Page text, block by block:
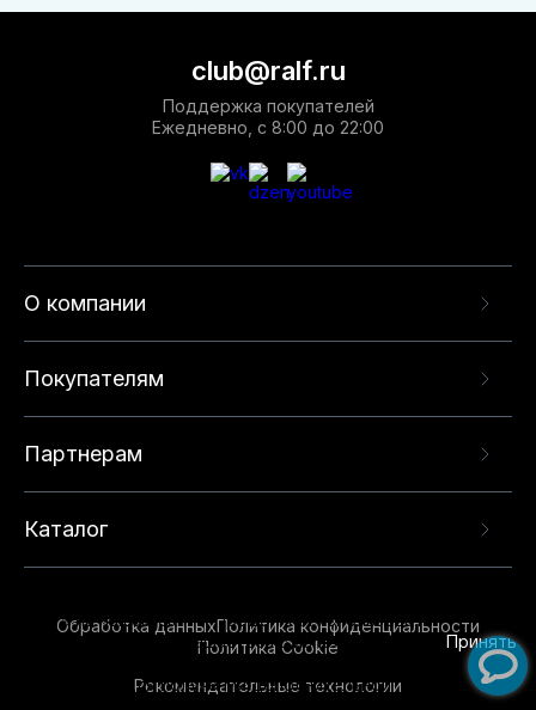
О компании
Покупателям
Партнерам
Каталог
club@ralf.ru
Поддержка покупателей
Ежедневно, с 8:00 до 22:00
Обработка данныхПолитика конфиденциальности
Политика Cookie
Рекомендательные технологии
опыта на нашем сайте. Продолжая использовать
данный сайт, вы соглашаетесь с использованием
технологий. Для получения дополнительной
Принять